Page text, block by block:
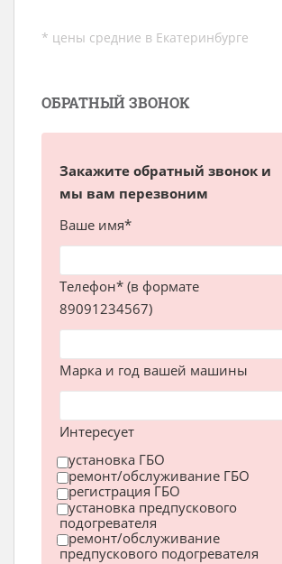
* цены средние в Екатеринбурге
ОБРАТНЫЙ ЗВОНОК
Закажите обратный звонок и
мы вам перезвоним
Ваше имя*
Телефон* (в формате
89091234567)
Марка и год вашей машины
Интересует
установка ГБО
ремонт/обслуживание ГБО
регистрация ГБО
установка предпускового
подогревателя
ремонт/обслуживание
предпускового подогревателя